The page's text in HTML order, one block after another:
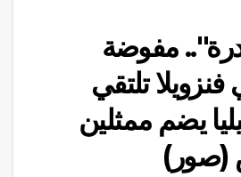
مفوضة
تلتقي
يضم ممثلين
(صور)